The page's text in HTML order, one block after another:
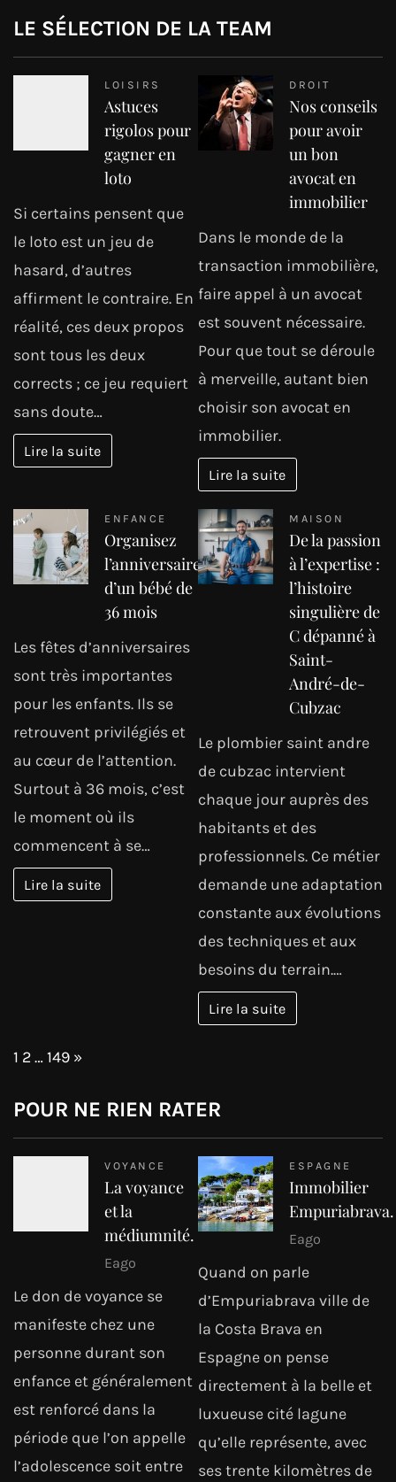
LE SÉLECTION DE LA TEAM
LOISIRS
Astuces
rigolos pour
gagner en
loto
Si certains pensent que
le loto est un jeu de
hasard, d’autres
affirment le contraire. En
réalité, ces deux propos
sont tous les deux
corrects ; ce jeu requiert
sans doute…
Lire la suite
DROIT
Nos conseils
pour avoir
un bon
avocat en
immobilier
Dans le monde de la
transaction immobilière,
faire appel à un avocat
est souvent nécessaire.
Pour que tout se déroule
à merveille, autant bien
choisir son avocat en
immobilier.
Lire la suite
ENFANCE
Organisez
l’anniversaire
d’un bébé de
36 mois
Les fêtes d’anniversaires
sont très importantes
pour les enfants. Ils se
retrouvent privilégiés et
au cœur de l’attention.
Surtout à 36 mois, c’est
le moment où ils
commencent à se…
Lire la suite
MAISON
De la passion
à l’expertise :
l’histoire
singulière de
C dépanné à
Saint-
André-de-
Cubzac
Le plombier saint andre
de cubzac intervient
chaque jour auprès des
habitants et des
professionnels. Ce métier
demande une adaptation
constante aux évolutions
des techniques et aux
besoins du terrain.…
Lire la suite
Page:
1 2…149 Next
»
POUR NE RIEN RATER
VOYANCE
La voyance
et la
médiumnité.
Eago
Le don de voyance se
manifeste chez une
personne durant son
enfance et généralement
est renforcé dans la
période que l’on appelle
l’adolescence soit entre
ESPAGNE
Immobilier
Empuriabrava.
Eago
Quand on parle
d’Empuriabrava ville de
la Costa Brava en
Espagne on pense
directement à la belle et
luxueuse cité lagune
qu’elle représente, avec
ses trente kilomètres de